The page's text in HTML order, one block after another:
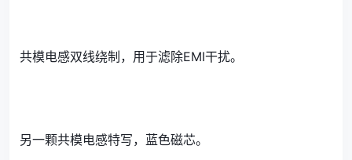
共模电感双线绕制，用于滤除EMI干扰。
另一颗共模电感特写，蓝色磁芯。